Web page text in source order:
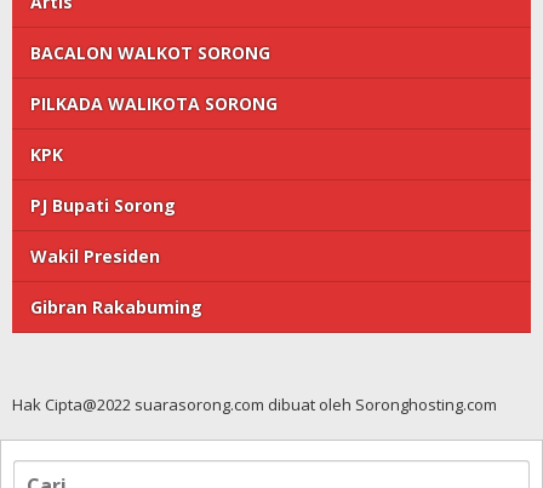
BACALON WALKOT SORONG
PILKADA WALIKOTA SORONG
KPK
PJ Bupati Sorong
Wakil Presiden
Gibran Rakabuming
Hak Cipta@2022 suarasorong.com dibuat oleh Soronghosting.com
Cari